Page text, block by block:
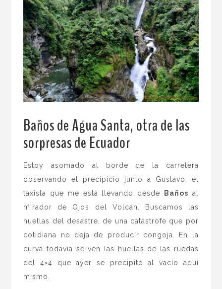
Baños de Agua Santa, otra de las
sorpresas de Ecuador
Estoy asomado al borde de la carretera
observando el precipicio junto a Gustavo, el
taxista que me está llevando desde
Baños al
mirador de Ojos del Volcán. Buscamos las
huellas del desastre, de una catástrofe que por
cotidiana no deja de producir congoja. En la
curva todavía se ven las huellas de las ruedas
del 4×4 que ayer se precipitó al vacío aquí
mismo.